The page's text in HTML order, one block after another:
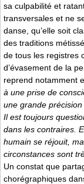
sa culpabilité et
transversales et ne
danse, qu’elle soit
des traditions
de tous les registres
d’évasement de la
reprend notamment
à une prise de
une grande
Il est toujours
dans les contraires.
humain se réjouit,
circonstances sont
Un constat que
chorégraphiques